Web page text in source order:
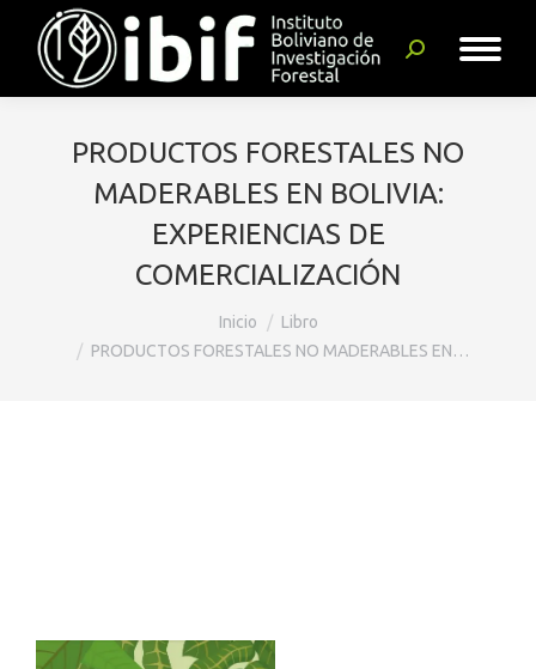
Buscar:
PRODUCTOS FORESTALES NO
MADERABLES EN BOLIVIA:
EXPERIENCIAS DE
COMERCIALIZACIÓN
Inicio
Libro
PRODUCTOS FORESTALES NO MADERABLES EN…